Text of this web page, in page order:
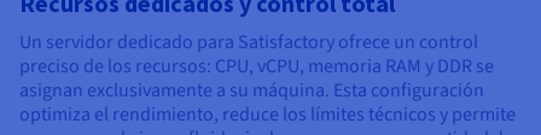
Un servidor dedicado para Satisfactory ofrece un control
preciso de los recursos: CPU, vCPU, memoria RAM y DDR se
asignan exclusivamente a su máquina. Esta configuración
optimiza el rendimiento, reduce los límites técnicos y permite